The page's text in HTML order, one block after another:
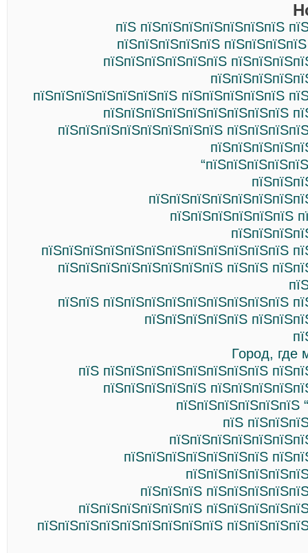
пїЅ пїЅпїЅпїЅпїЅпїЅпїЅпїЅ
пїЅпїЅпїЅпїЅпїЅ
пїЅпїЅпїЅпїЅпїЅпїЅ
пїЅпїЅпїЅпїЅпїЅпїЅпїЅ пїЅпїЅпїЅпїЅпїЅ
пїЅпїЅпїЅпїЅпїЅпїЅпїЅпїЅпїЅ
пїЅпїЅпїЅпїЅпїЅпїЅпїЅпїЅ
пїЅпїЅпїЅпїЅпїЅпїЅ
пїЅпїЅпїЅпїЅпїЅпїЅпїЅпїЅпїЅпїЅпїЅпїЅ
пїЅпїЅпїЅпїЅпїЅпїЅпїЅпїЅ пїЅпїЅ
пїЅпїЅ пїЅпїЅпїЅпїЅпїЅпїЅпїЅпїЅпїЅ
пїЅпїЅпїЅпїЅпїЅ
Город, где
пїЅ пїЅпїЅпїЅпїЅпїЅпїЅпїЅпїЅ
пїЅпїЅпїЅпїЅпїЅ
пїЅпїЅпїЅпїЅпїЅпїЅ
пїЅ
пїЅпїЅпїЅпїЅпїЅпїЅпїЅ
пїЅпїЅпїЅ
пїЅпїЅпїЅпїЅпїЅпїЅ
пїЅпїЅпїЅпїЅпїЅпїЅпїЅпїЅпїЅ